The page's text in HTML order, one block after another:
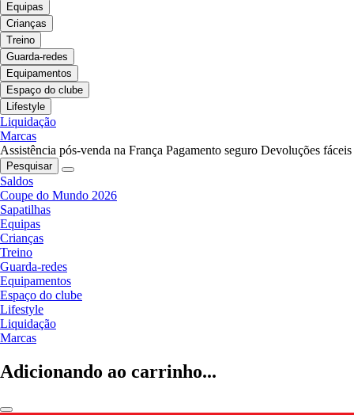
Equipas
Crianças
Treino
Guarda-redes
Equipamentos
Espaço do clube
Lifestyle
Liquidação
Marcas
Assistência pós-venda na França Pagamento seguro Devoluções fáceis
Pesquisar
Saldos
Coupe do Mundo 2026
Sapatilhas
Equipas
Crianças
Treino
Guarda-redes
Equipamentos
Espaço do clube
Lifestyle
Liquidação
Marcas
Adicionando ao carrinho...